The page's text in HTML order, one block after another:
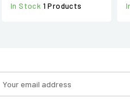
In Stock 1 Products